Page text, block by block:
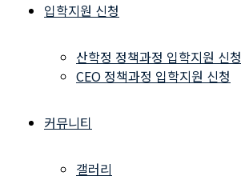
입학지원 신청
산학정 정책과정 입학지원 신청
CEO 정책과정 입학지원 신청
커뮤니티
갤러리